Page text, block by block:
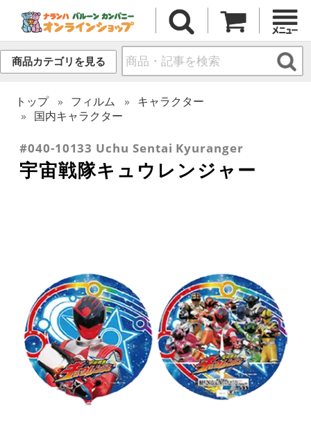
商品カテゴリを見る
トップ フィルム
キャラクター
国内キャラクター
#040-10133 Uchu Sentai Kyuranger
宇宙戦隊キュウレンジャー